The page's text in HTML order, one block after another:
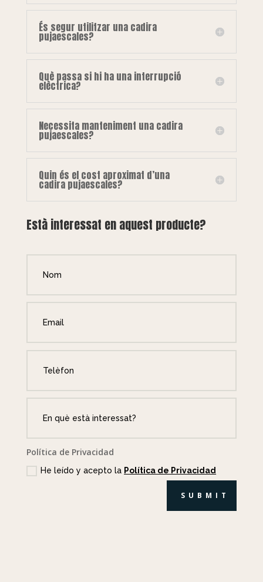
És segur utilitzar una cadira
pujaescales?
Què passa si hi ha una interrupció
elèctrica?
Necessita manteniment una cadira
pujaescales?
Quin és el cost aproximat d’una
cadira pujaescales?
Està interessat en aquest producte?
Política de Privacidad
He leído y acepto la Política de Privacidad
SUBMIT